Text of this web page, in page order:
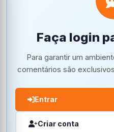
Faça login
Para garantir um
comentários são
Entrar
Criar conta